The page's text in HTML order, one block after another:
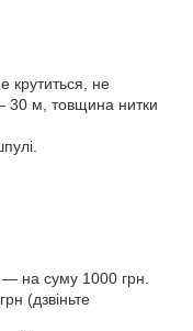
крутиться, не
30 м, товщина нитки
— на суму 1000 грн.
(дзвіньте